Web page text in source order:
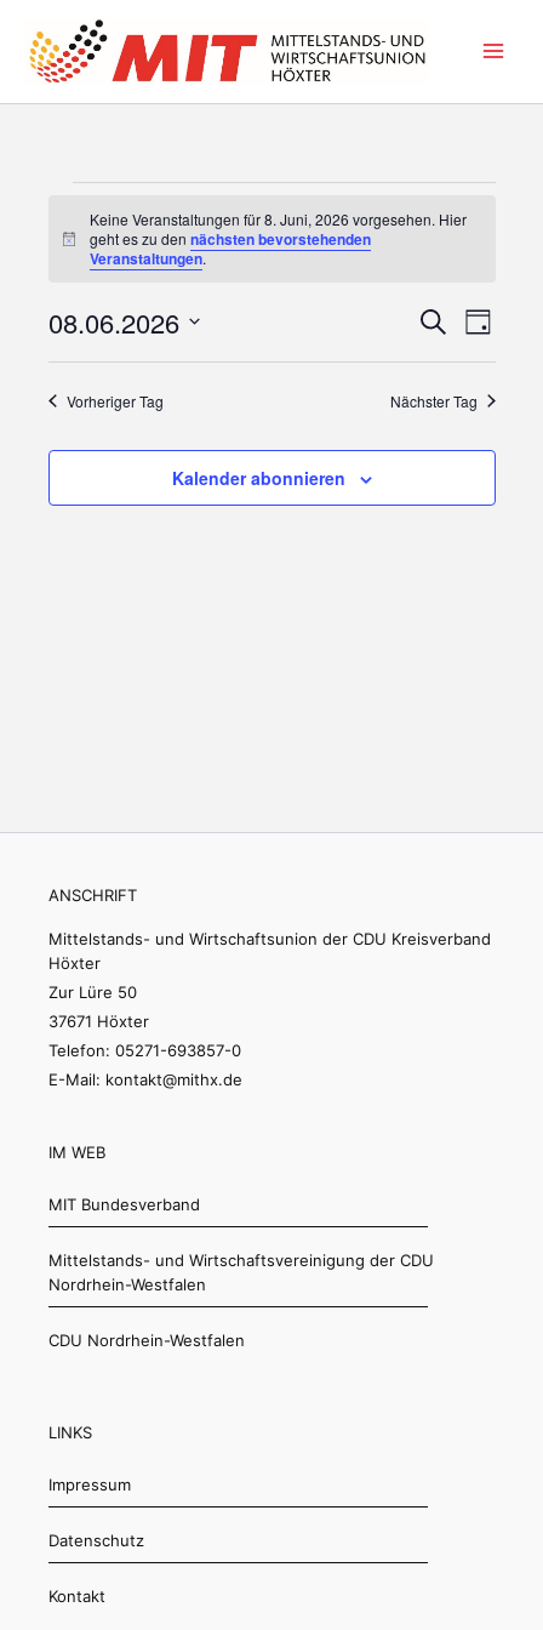
Inhalt
springen
2026
Hinweis
Keine Veranstaltungen für 8. Juni, 2026 vorgesehen. Hier
geht es zu dennächsten bevorstehenden
Veranstaltungen.
Ansichten,
SucheTag
08.06.2026
Vorheriger Tag
Nächster Tag
Kalender abonnieren
ANSCHRIFT
Mittelstands- und Wirtschaftsunion der CDU Kreisverband
Höxter
Zur Lüre 50
37671 Höxter
Telefon: 05271-693857-0
E-Mail: kontakt@mithx.de
IM WEB
MIT Bundesverband
Mittelstands- und Wirtschaftsvereinigung der CDU
Nordrhein-Westfalen
CDU Nordrhein-Westfalen
LINKS
Impressum
Datenschutz
Kontakt